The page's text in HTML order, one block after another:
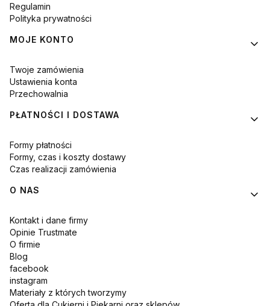
Regulamin
Polityka prywatności
MOJE KONTO
Twoje zamówienia
Ustawienia konta
Przechowalnia
PŁATNOŚCI I DOSTAWA
Formy płatności
Formy, czas i koszty dostawy
Czas realizacji zamówienia
O NAS
Kontakt i dane firmy
Opinie Trustmate
O firmie
Blog
facebook
instagram
Materiały z których tworzymy